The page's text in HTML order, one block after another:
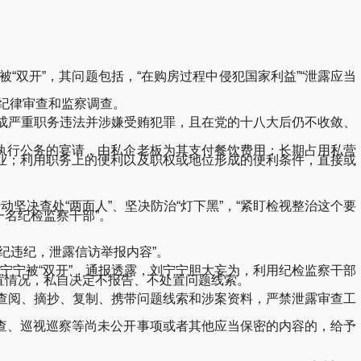
开”，其问题包括，“在购房过程中侵犯国家利益”“泄露应当
审查和监察调查。
重职务违法并涉嫌受贿犯罪，且在党的十八大后仍不收敛、
公务的宴请，由私企老板为其支付餐饮费用；长期占用私营
利用职务上的便利以及职权或地位形成的便利条件，直接或
查处“两面人”、坚决防治“灯下黑”，“紧盯检视整治这个要
纪检监察干部”。
纪，泄露信访举报内容”。
被“双开”，通报透露，刘宁宁胆大妄为，利用纪检监察干部
况，私自决定不报告、不处置问题线索。
、摘抄、复制、携带问题线索和涉案资料，严禁泄露审查工
巡视巡察等尚未公开事项或者其他应当保密的内容的，给予